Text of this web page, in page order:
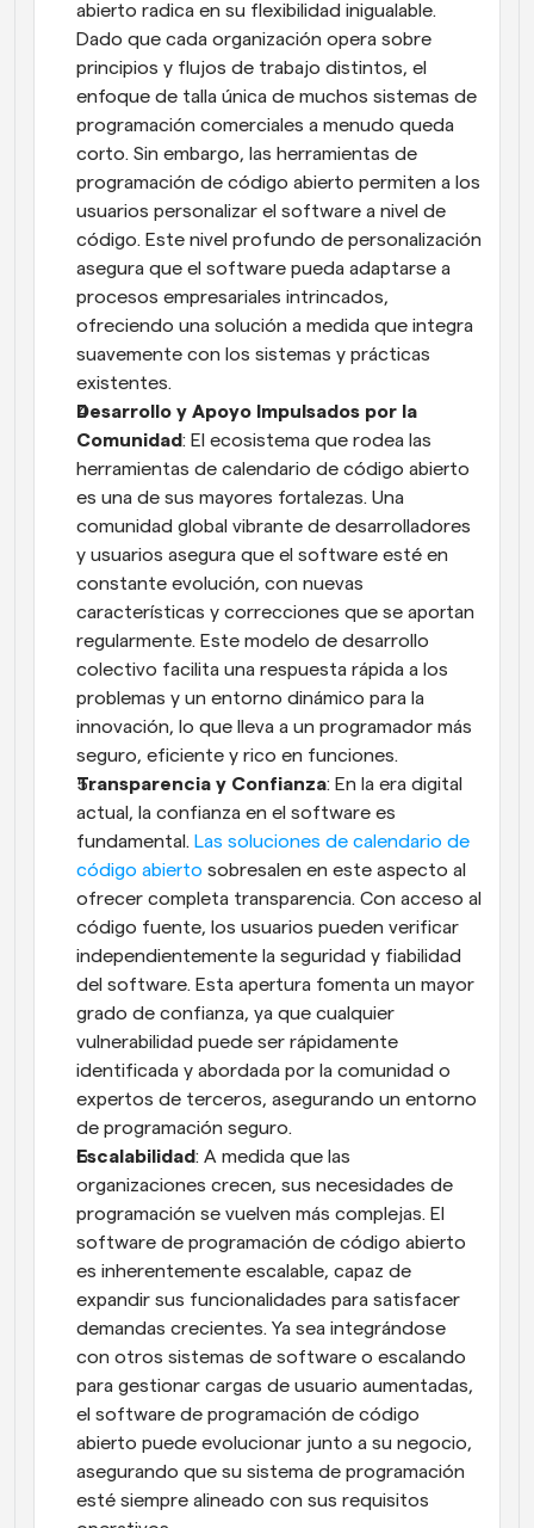
abierto radica en su flexibilidad inigualable.
Dado que cada organización opera sobre
principios y flujos de trabajo distintos, el
enfoque de talla única de muchos sistemas de
programación comerciales a menudo queda
corto. Sin embargo, las herramientas de
programación de código abierto permiten a los
usuarios personalizar el software a nivel de
código. Este nivel profundo de personalización
asegura que el software pueda adaptarse a
procesos empresariales intrincados,
ofreciendo una solución a medida que integra
suavemente con los sistemas y prácticas
existentes.
Desarrollo y Apoyo Impulsados por la
Comunidad: El ecosistema que rodea las
herramientas de calendario de código abierto
es una de sus mayores fortalezas. Una
comunidad global vibrante de desarrolladores
y usuarios asegura que el software esté en
constante evolución, con nuevas
características y correcciones que se aportan
regularmente. Este modelo de desarrollo
colectivo facilita una respuesta rápida a los
problemas y un entorno dinámico para la
innovación, lo que lleva a un programador más
seguro, eficiente y rico en funciones.
Transparencia y Confianza: En la era digital
actual, la confianza en el software es
fundamental. Las soluciones de calendario de
código abierto sobresalen en este aspecto al
ofrecer completa transparencia. Con acceso al
código fuente, los usuarios pueden verificar
independientemente la seguridad y fiabilidad
del software. Esta apertura fomenta un mayor
grado de confianza, ya que cualquier
vulnerabilidad puede ser rápidamente
identificada y abordada por la comunidad o
expertos de terceros, asegurando un entorno
de programación seguro.
Escalabilidad: A medida que las
organizaciones crecen, sus necesidades de
programación se vuelven más complejas. El
software de programación de código abierto
es inherentemente escalable, capaz de
expandir sus funcionalidades para satisfacer
demandas crecientes. Ya sea integrándose
con otros sistemas de software o escalando
para gestionar cargas de usuario aumentadas,
el software de programación de código
abierto puede evolucionar junto a su negocio,
asegurando que su sistema de programación
esté siempre alineado con sus requisitos